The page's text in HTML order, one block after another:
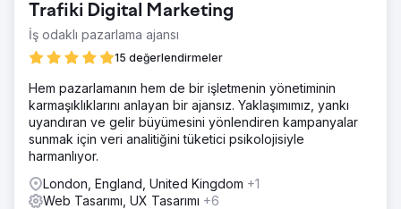
Trafiki Digital Marketing
İş odaklı pazarlama ajansı
15 değerlendirmeler
Hem pazarlamanın hem de bir işletmenin yönetiminin
karmaşıklıklarını anlayan bir ajansız. Yaklaşımımız, yankı
uyandıran ve gelir büyümesini yönlendiren kampanyalar
sunmak için veri analitiğini tüketici psikolojisiyle
harmanlıyor.
London, England, United Kingdom +1
Web Tasarımı, UX Tasarımı +6